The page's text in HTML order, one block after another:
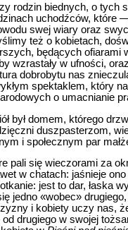
rodzin biednych, o tych
uchodźców,
swej wiary oraz
też o kobietach,
będących
wzrastały w ufności,
dobrobytu nas
spektaklem, który
o umacnianie
był domem, którego
duszpasterzom,
i społecznym par
pali się wieczorami za
w chatach: jaśnieje
jest to dar,
jedno «wobec»
i kobiety uczy nas,
drugiego w swojej